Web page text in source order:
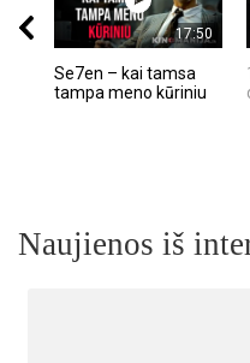
17:50
Se7en – kai tamsa
tampa meno kūriniu
Naujienos iš